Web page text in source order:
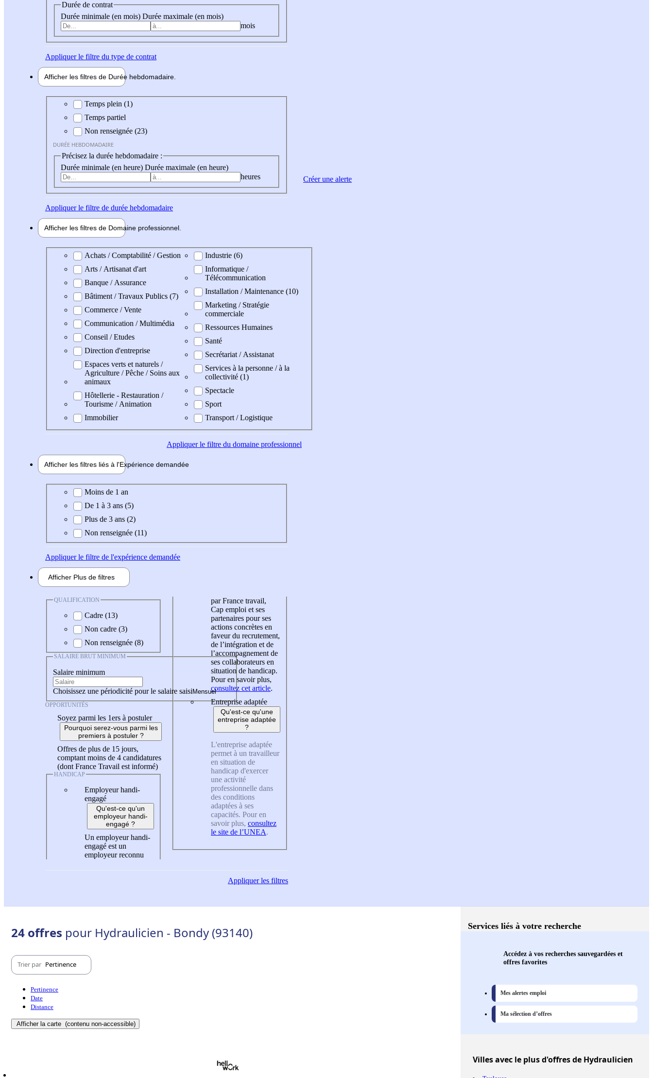
Durée de contrat
Durée minimale (en mois) Durée maximale (en mois)
mois
Appliquerle filtre du type de contrat
Afficher les filtres de Durée hebdomadaire
Durée hebdomadaire
Temps plein (1)
Temps partiel
Non renseignée (23)
DURÉE HEBDOMADAIRE
Précisez la durée hebdomadaire :
Durée minimale (en heure) Durée maximale (en heure)
heures
Appliquerle filtre de durée hebdomadaire
Afficher les filtres de Domaine professionnel
Domaine professionel
Achats / Comptabilité / Gestion
Arts / Artisanat d'art
Banque / Assurance
Bâtiment / Travaux Publics (7)
Commerce / Vente
Communication / Multimédia
Conseil / Etudes
Direction d'entreprise
Espaces verts et naturels /
Agriculture / Pêche / Soins aux
animaux
Hôtellerie - Restauration /
Tourisme / Animation
Immobilier
Industrie (6)
Informatique /
Télécommunication
Installation / Maintenance (10)
Marketing / Stratégie
commerciale
Ressources Humaines
Santé
Secrétariat / Assistanat
Services à la personne / à la
collectivité (1)
Spectacle
Sport
Transport / Logistique
Appliquerle filtre du domaine professionnel
Afficher les filtres liés à l'Expérience demandée
Expérience demandée
Moins de 1 an
De 1 à 3 ans (5)
Plus de 3 ans (2)
Non renseignée (11)
Appliquerle filtre de l'expérience demandée
Afficher Plus de filtres
QUALIFICATION
Cadre (13)
Non cadre (3)
Non renseignée (8)
SALAIRE BRUT MINIMUM
Salaire minimum
Choisissez une périodicité pour le salaire saisi
OPPORTUNITÉS
Soyez parmi les 1ers à postuler
Pourquoi serez-vous parmi les
premiers à postuler ?
Offres de plus de 15 jours,
comptant moins de 4 candidatures
(dont France Travail est informé)
HANDICAP
Employeur handi-
engagé
Qu'est-ce qu'un
employeur handi-
engagé ?
Un employeur handi-
engagé est un
employeur reconnu
par France travail,
Cap emploi et ses
partenaires pour ses
actions concrètes en
faveur du recrutement,
de l’intégration et de
l’accompagnement de
ses collaborateurs en
situation de handicap.
Pour en savoir plus,
consultez cet article.
Entreprise adaptée
Qu'est-ce qu'une
entreprise adaptée
?
L'entreprise adaptée
permet à un travailleur
en situation de
handicap d'exercer
une activité
professionnelle dans
des conditions
adaptées à ses
capacités. Pour en
savoir plus, consultez
le site de l’UNEA.
Appliquerles filtres
Créer une alerte
24 offres pour Hydraulicien - Bondy (93140)
Trier par Pertinence
Pertinence
Date
Distance
Afficher la carte (contenu non-accessible)
Services liés à votre recherche
Accédez à vos recherches sauvegardées et
offres favorites
Mes alertes emploi
Ma sélection d’offres
Villesavec le plus d'offres de Hydraulicien